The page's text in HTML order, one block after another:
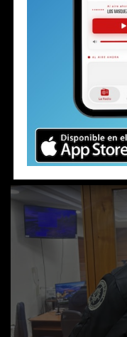
Solo a los
detenido
Publicado 4 días atrás en
prensa